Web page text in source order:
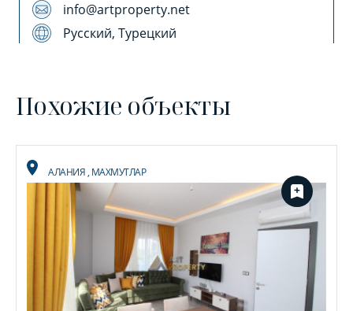
info@artproperty.net
Русский, Турецкий
Похожие объекты
АЛАНИЯ, МАХМУТЛАР